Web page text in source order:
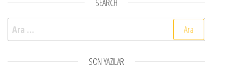
Arama:
SON YAZILAR